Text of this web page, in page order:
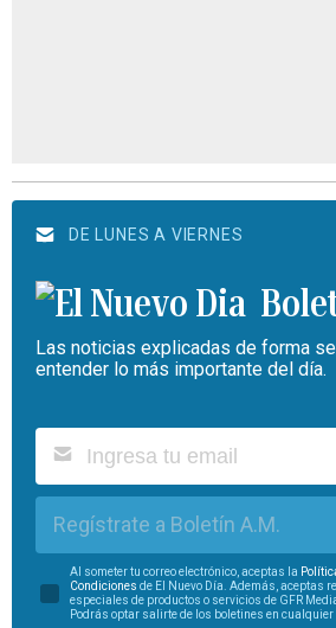
DE LUNES A VIERNES
Las noticias explicadas de forma
entender lo más importante del día.
Regístrate a Boletín A.M.
Al someter tu correo electrónico, aceptas la
Condiciones de El Nuevo Día. Además, aceptas
especiales de productos o servicios de GFR
Podrás optar salirte de los boletines en cualquier